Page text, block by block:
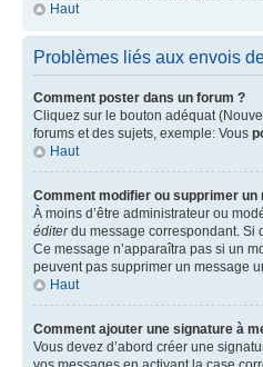
Haut
Problèmes liés aux envois
Comment poster dans un forum ?
Cliquez sur le bouton adéquat
forums et des sujets, exemple: Vous
Haut
Comment modifier ou supprimer un
À moins d’être administrateur ou
éditerdu message correspondant. Si
Ce message n’apparaîtra pas si un
peuvent pas supprimer un message
Haut
Comment ajouter une signature à
Vous devez d’abord créer une